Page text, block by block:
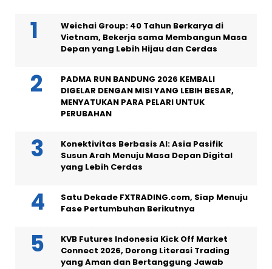
Weichai Group: 40 Tahun Berkarya di
Vietnam, Bekerja sama Membangun Masa
Depan yang Lebih Hijau dan Cerdas
PADMA RUN BANDUNG 2026 KEMBALI
DIGELAR DENGAN MISI YANG LEBIH BESAR,
MENYATUKAN PARA PELARI UNTUK
PERUBAHAN
Konektivitas Berbasis AI: Asia Pasifik
Susun Arah Menuju Masa Depan Digital
yang Lebih Cerdas
Satu Dekade FXTRADING.com, Siap Menuju
Fase Pertumbuhan Berikutnya
KVB Futures Indonesia Kick Off Market
Connect 2026, Dorong Literasi Trading
yang Aman dan Bertanggung Jawab